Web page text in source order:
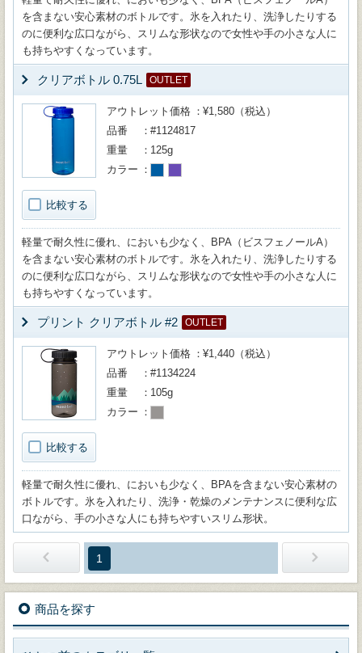
を含まない安心素材のボトルです。氷を入れたり、洗浄したりする
のに便利な広口ながら、スリムな形状なので女性や手の小さな人に
も持ちやすくなっています。
クリアボトル 0.75L OUTLET
比較する
アウトレット価格
¥1,580（税込）
品番
#1124817
重量
125g
カラー
軽量で耐久性に優れ、においも少なく、BPA（ビスフェノールA）
を含まない安心素材のボトルです。氷を入れたり、洗浄したりする
のに便利な広口ながら、スリムな形状なので女性や手の小さな人に
も持ちやすくなっています。
プリント クリアボトル #2 OUTLET
比較する
アウトレット価格
¥1,440（税込）
品番
#1134224
重量
105g
カラー
軽量で耐久性に優れ、においも少なく、BPAを含まない安心素材の
ボトルです。氷を入れたり、洗浄・乾燥のメンテナンスに便利な広
口ながら、手の小さな人にも持ちやすいスリム形状。
1
商品を探す